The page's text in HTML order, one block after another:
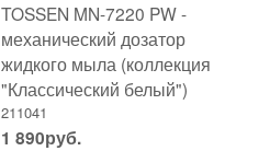
TOSSEN MN-7220 PW -
механический дозатор
жидкого мыла (коллекция
"Классический белый")
211041
1 890руб.